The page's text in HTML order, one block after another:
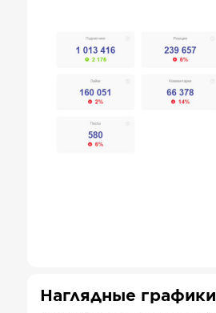
Наглядные графики